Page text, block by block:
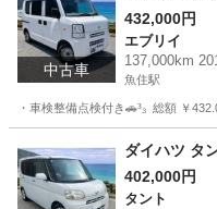
中古車
432,000円
エブリイ
137,000km
魚住駅
・車検整備点検付き🚗³₃ ⁡ 総額 ￥
魚住駅
ダイハツ タ
402,000円
タント